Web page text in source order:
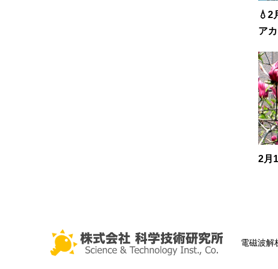
💧2
ア
2月
電磁波解